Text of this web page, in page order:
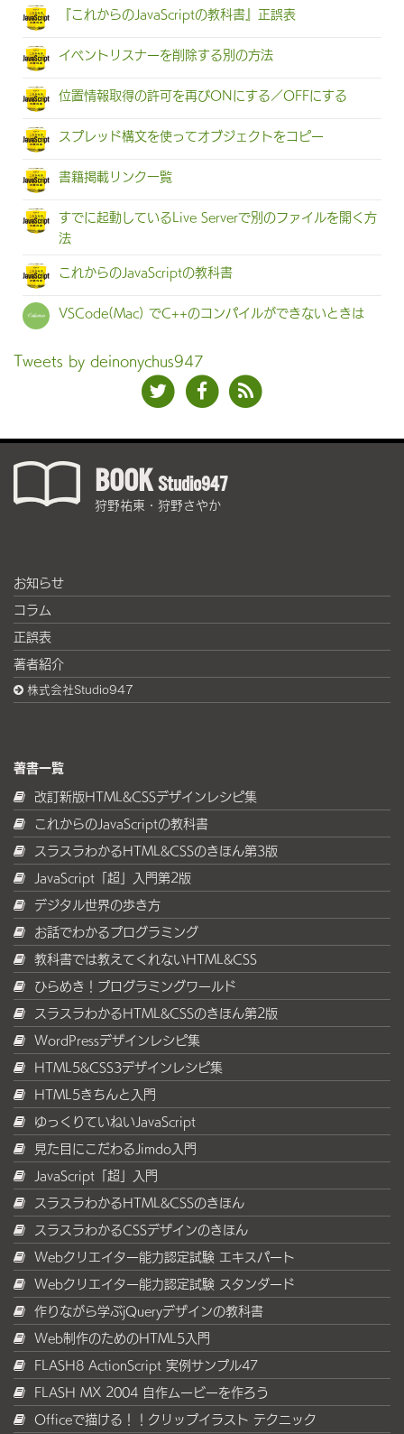
『これからのJavaScriptの教科書』正誤表
イベントリスナーを削除する別の方法
位置情報取得の許可を再びONにする／OFFにする
スプレッド構文を使ってオブジェクトをコピー
書籍掲載リンク一覧
すでに起動しているLive Serverで別のファイルを開く方
法
これからのJavaScriptの教科書
VSCode(Mac) でC++のコンパイルができないときは
Tweets by deinonychus947
BOOKStudio947
狩野祐東・狩野さやか
お知らせ
コラム
正誤表
著者紹介
株式会社Studio947
著書一覧
改訂新版HTML&CSSデザインレシピ集
これからのJavaScriptの教科書
スラスラわかるHTML&CSSのきほん第3版
JavaScript「超」入門第2版
デジタル世界の歩き方
お話でわかるプログラミング
教科書では教えてくれないHTML&CSS
ひらめき！プログラミングワールド
スラスラわかるHTML&CSSのきほん第2版
WordPressデザインレシピ集
HTML5&CSS3デザインレシピ集
HTML5きちんと入門
ゆっくりていねいJavaScript
見た目にこだわるJimdo入門
JavaScript「超」入門
スラスラわかるHTML&CSSのきほん
スラスラわかるCSSデザインのきほん
Webクリエイター能力認定試験 エキスパート
Webクリエイター能力認定試験 スタンダード
作りながら学ぶjQueryデザインの教科書
Web制作のためのHTML5入門
FLASH8 ActionScript 実例サンプル47
FLASH MX 2004 自作ムービーを作ろう
Officeで描ける！！クリップイラスト テクニック